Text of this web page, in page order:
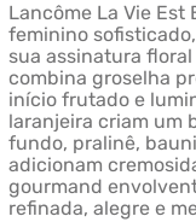
Lancôme La Vie
feminino
sua assinatura
combina groselha
início frutado e
laranjeira criam um
fundo, pralinê,
adicionam
gourmand
refinada, alegre e